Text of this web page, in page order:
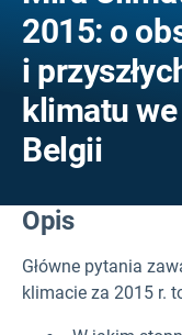
2015: o
i
klimatu
Belgii
Opis
Główne pytania
klimacie za 2015 r.